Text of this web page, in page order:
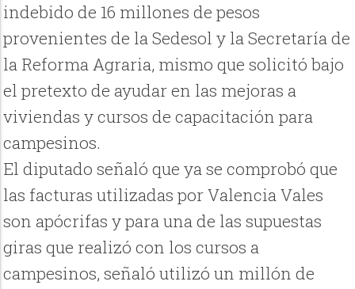
indebido de 16 millones de pesos
provenientes de la Sedesol y la Secretaría de
la Reforma Agraria, mismo que solicitó bajo
el pretexto de ayudar en las mejoras a
viviendas y cursos de capacitación para
campesinos.
El diputado señaló que ya se comprobó que
las facturas utilizadas por Valencia Vales
son apócrifas y para una de las supuestas
giras que realizó con los cursos a
campesinos, señaló utilizó un millón de